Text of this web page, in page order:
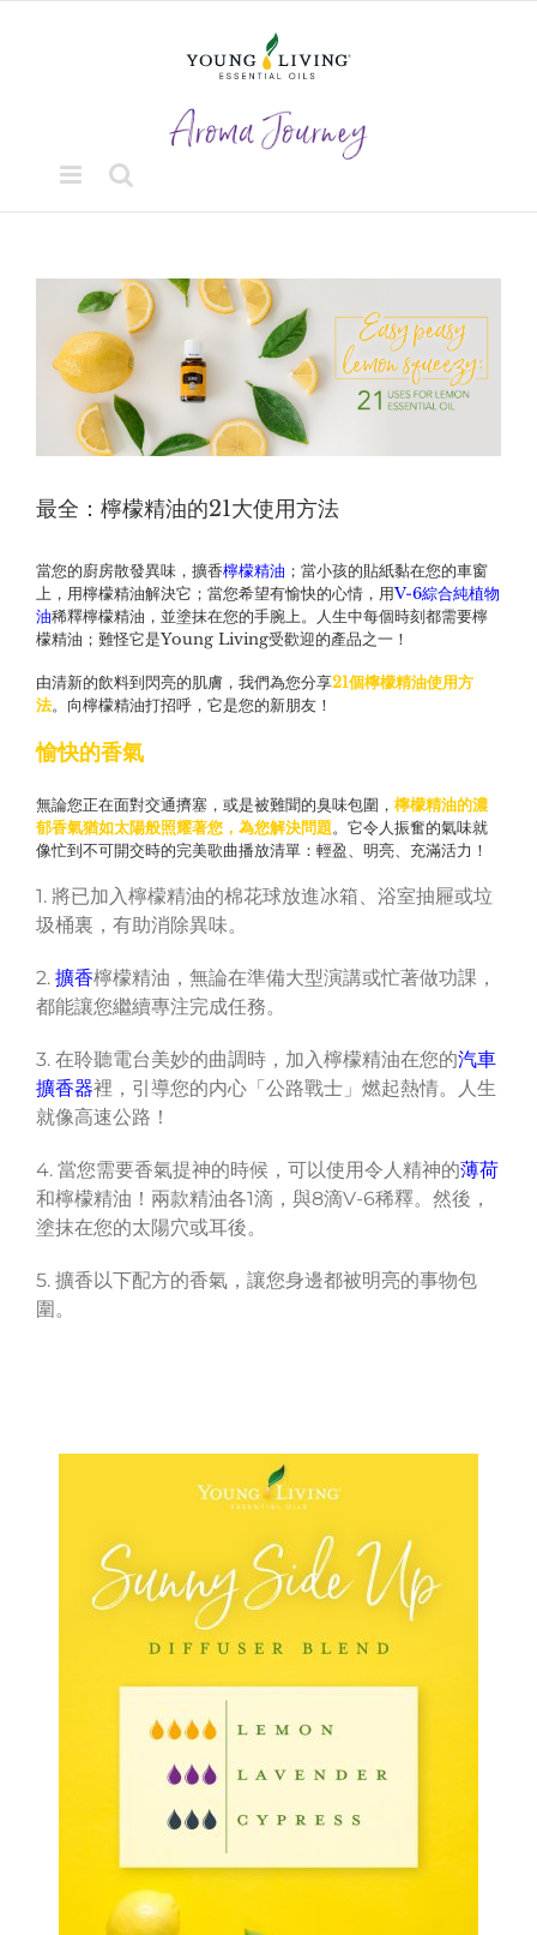
Larger
Image
最全：檸檬精油的21大使用方法
當您的廚房散發異味，擴香檸檬精油 ；當小孩的貼紙黏在您的車窗
上，用檸檬精油解決它；當您希望有愉快的心情，用V-6綜合純植物
油稀釋檸檬精油，並塗抹在您的手腕上。人生中每個時刻都需要檸
檬精油；難怪它是Young Living受歡迎的產品之一！
由清新的飲料到閃亮的肌膚，我們為您分享21個檸檬精油使用方
法。向檸檬精油打招呼，它是您的新朋友！
愉快的香氣
無論您正在面對交通擠塞，或是被難聞的臭味包圍， 檸檬精油的濃
郁香氣猶如太陽般照耀著您，為您解決問題。它令人振奮的氣味就
像忙到不可開交時的完美歌曲播放清單：輕盈、明亮、充滿活力！
1. 將已加入檸檬精油的棉花球放進冰箱、浴室抽屜或垃
圾桶裏，有助消除異味。
2. 擴香檸檬精油，無論在準備大型演講或忙著做功課，
都能讓您繼續專注完成任務。
3. 在聆聽電台美妙的曲調時，加入檸檬精油在您的汽車
擴香器裡，引導您的内心「公路戰士」燃起熱情。人生
就像高速公路！
4. 當您需要香氣提神的時候，可以使用令人精神的薄荷
和檸檬精油！兩款精油各1滴，與8滴V-6稀釋。然後，
塗抹在您的太陽穴或耳後。
5. 擴香以下配方的香氣，讓您身邊都被明亮的事物包
圍。